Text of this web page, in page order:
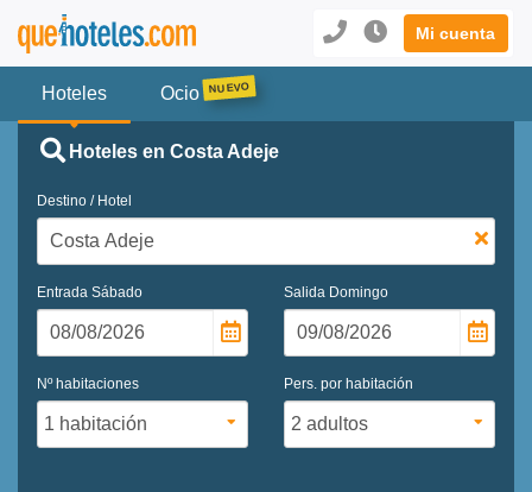
Mi cuenta
Hoteles Ocio
Hoteles en Costa Adeje
Destino / Hotel
Entrada Sábado Salida Domingo
Nº habitaciones Pers. por habitación